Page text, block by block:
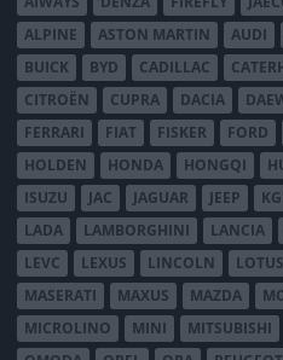
ALPINE
ASTON MARTIN AUDI
BUICK
BYD CADILLAC
CITROËN
CUPRA DACIA
FERRARI
FIAT FISKER FORD
HOLDEN
HONDA HONGQI
ISUZU
JAC JAGUAR JEEP
LADA
LAMBORGHINI LANCIA
LEVC
LEXUS LINCOLN LOTUS
MASERATI
MAXUS MAZDA
MICROLINO
MINI MITSUBISHI